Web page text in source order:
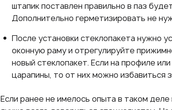
штапик поставлен правильно в паз
Дополнительно герметизировать не
После установки стеклопакета нужно
оконную раму и отрегулируйте
новый стеклопакет. Если на профиле
царапины, то от них можно избавиться
Если ранее не имелось опыта в таком